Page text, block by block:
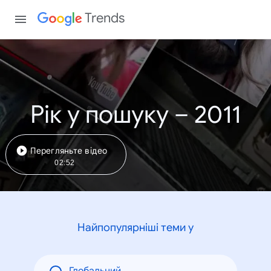
Trends
Рік у пошуку – 2011
Перегляньте відео
02:52
Найпопулярніші теми у